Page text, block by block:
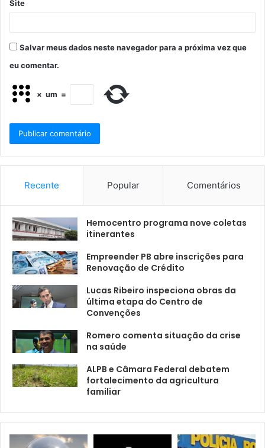
Site
Salvar meus dados neste navegador para a próxima vez que
eu comentar.
× um =
Recente Popular Comentários
Hemocentro programa nove coletas
itinerantes
Empreender PB abre inscrições para
Renovação de Crédito
Lucas Ribeiro inspeciona obras da
última etapa do Centro de
Convenções
Romero comenta situação da crise
na saúde
ALPB e Câmara Federal debatem
fortalecimento da agricultura
familiar